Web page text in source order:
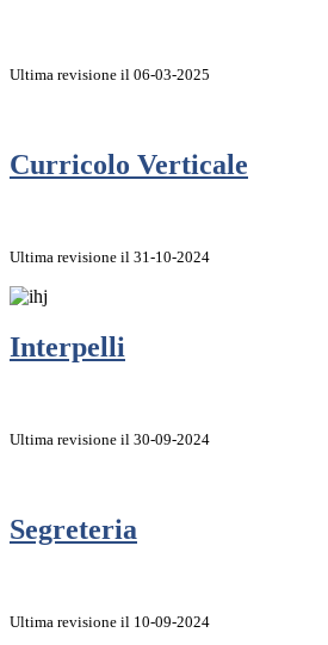
Ultima revisione il 06-03-2025
Curricolo Verticale
Ultima revisione il 31-10-2024
Interpelli
Ultima revisione il 30-09-2024
Segreteria
Ultima revisione il 10-09-2024